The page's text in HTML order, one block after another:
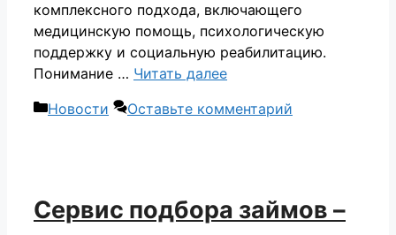
комплексного подхода, включающего
медицинскую помощь, психологическую
поддержку и социальную реабилитацию.
Понимание … Читать далее
Рубрики
Новости Оставьте комментарий
Сервис подбора займов –